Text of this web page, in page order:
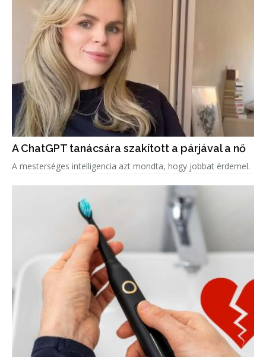
A ChatGPT tanácsára szakított a párjával a nő
A mesterséges intelligencia azt mondta, hogy jobbat érdemel.